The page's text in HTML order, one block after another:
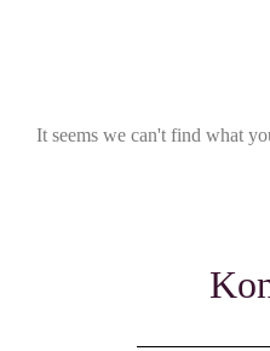
It seems we can't find what